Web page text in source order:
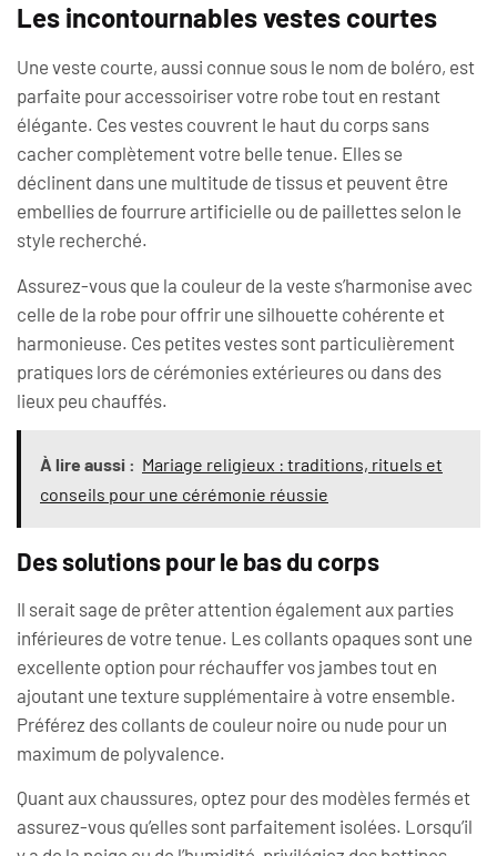
Les incontournables vestes courtes
Une veste courte, aussi connue sous le nom de boléro, est
parfaite pour accessoiriser votre robe tout en restant
élégante. Ces vestes couvrent le haut du corps sans
cacher complètement votre belle tenue. Elles se
déclinent dans une multitude de tissus et peuvent être
embellies de fourrure artificielle ou de paillettes selon le
style recherché.
Assurez-vous que la couleur de la veste s’harmonise avec
celle de la robe pour offrir une silhouette cohérente et
harmonieuse. Ces petites vestes sont particulièrement
pratiques lors de cérémonies extérieures ou dans des
lieux peu chauffés.
À lire aussi : Mariage religieux : traditions, rituels et
conseils pour une cérémonie réussie
Des solutions pour le bas du corps
Il serait sage de prêter attention également aux parties
inférieures de votre tenue. Les collants opaques sont une
excellente option pour réchauffer vos jambes tout en
ajoutant une texture supplémentaire à votre ensemble.
Préférez des collants de couleur noire ou nude pour un
maximum de polyvalence.
Quant aux chaussures, optez pour des modèles fermés et
assurez-vous qu’elles sont parfaitement isolées. Lorsqu’il